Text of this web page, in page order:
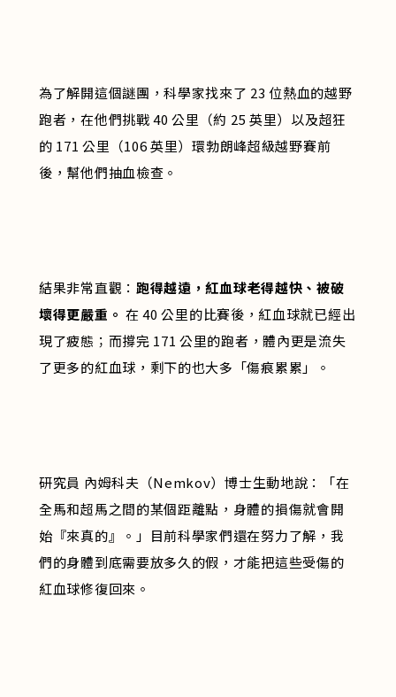
為了解開這個謎團，科學家找來了 23 位熱血的越野
跑者，在他們挑戰 40 公里（約 25 英里）以及超狂
的 171 公里（106 英里）環勃朗峰超級越野賽前
後，幫他們抽血檢查。
結果非常直觀： 跑得越遠，紅血球老得越快、被破
壞得更嚴重。 在 40 公里的比賽後，紅血球就已經出
現了疲態；而撐完 171 公里的跑者，體內更是流失
了更多的紅血球，剩下的也大多「傷痕累累」。
研究員 內姆科夫（Nemkov）博士生動地說：「在
全馬和超馬之間的某個距離點，身體的損傷就會開
始『來真的』。」目前科學家們還在努力了解，我
們的身體到底需要放多久的假，才能把這些受傷的
紅血球修復回來。